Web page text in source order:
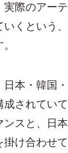
実際のアー
いくという
日本・韓国
成されてい
ンスと、日
掛け合わせ